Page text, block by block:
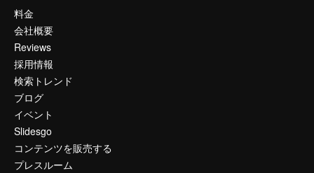
料金
会社概要
Reviews
採用情報
検索トレンド
ブログ
イベント
Slidesgo
コンテンツを販売する
プレスルーム